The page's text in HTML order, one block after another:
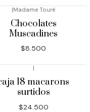
|Madame Touré
Chocolates
Muscadines
$8.500
|
18 macarons
surtidos
$24.500